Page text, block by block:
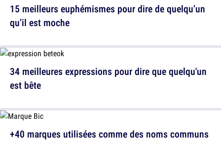
15 meilleurs euphémismes pour dire de quelqu’un
qu’il est moche
+40 marques utilisées comme des noms communs
34 meilleures expressions pour dire que quelqu'un
est bête